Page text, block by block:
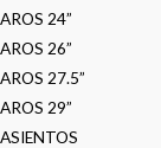
AROS 24”
AROS 26”
AROS 27.5”
AROS 29”
ASIENTOS